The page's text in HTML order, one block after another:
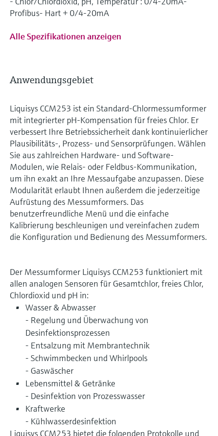
Profibus- Hart + 0/4-20mA
Alle Spezifikationen anzeigen
Anwendungsgebiet
Liquisys CCM253 ist ein Standard-Chlormessumformer
mit integrierter pH-Kompensation für freies Chlor. Er
verbessert Ihre Betriebssicherheit dank kontinuierlicher
Plausibilitäts-, Prozess- und Sensorprüfungen. Wählen
Sie aus zahlreichen Hardware- und Software-
Modulen, wie Relais- oder Feldbus-Kommunikation,
um ihn exakt an Ihre Messaufgabe anzupassen. Diese
Modularität erlaubt Ihnen außerdem die jederzeitige
Aufrüstung des Messumformers. Das
benutzerfreundliche Menü und die einfache
Kalibrierung beschleunigen und vereinfachen zudem
die Konfiguration und Bedienung des Messumformers.
Der Messumformer Liquisys CCM253 funktioniert mit
allen analogen Sensoren für Gesamtchlor, freies Chlor,
Chlordioxid und pH in:
Wasser & Abwasser
- Regelung und Überwachung von
Desinfektionsprozessen
- Entsalzung mit Membrantechnik
- Schwimmbecken und Whirlpools
- Gaswäscher
Lebensmittel & Getränke
- Desinfektion von Prozesswasser
Kraftwerke
- Kühlwasserdesinfektion
Liquisys CCM253 bietet die folgenden Protokolle und